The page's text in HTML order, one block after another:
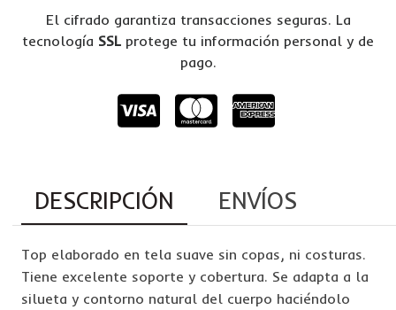
El cifrado garantiza transacciones seguras. La
tecnología SSL protege tu información personal y de
pago.
DESCRIPCIÓN ENVÍOS
Top elaborado en tela suave sin copas, ni costuras.
Tiene excelente soporte y cobertura. Se adapta a la
silueta y contorno natural del cuerpo haciéndolo